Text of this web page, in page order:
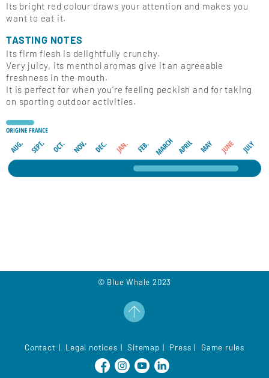
Its bright red colour draws your attention and makes you
want to eat it.
TASTING NOTES
Its firm flesh is delightfully crunchy.
Very juicy, its menthol aromas give it an agreeable
freshness in the mouth.
It is perfect for when you’re feeling peckish and for taking
on sporting outdoor activities.
© Blue Whale 2023
Contact Legal notices Sitemap Press Game rules